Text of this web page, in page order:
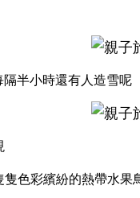
隔半小時還有人造雪呢
色彩繽紛的熱帶水果